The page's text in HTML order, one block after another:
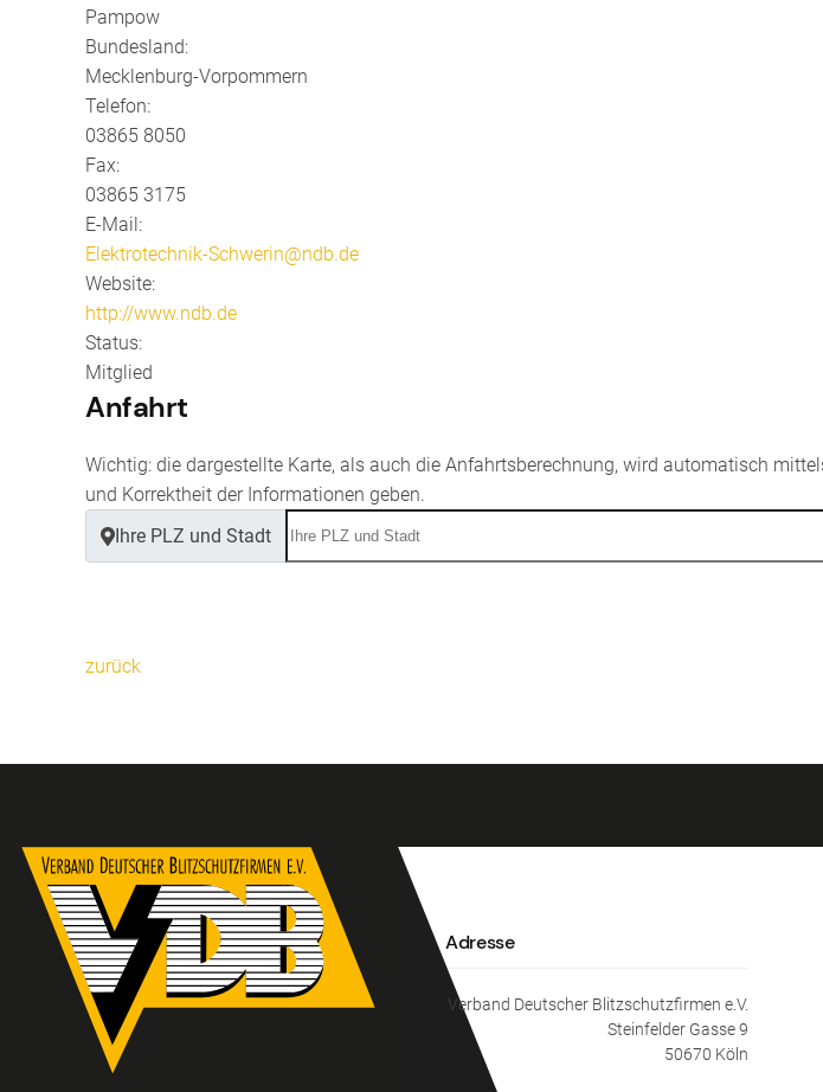
Pampow
Bundesland:
Mecklenburg-Vorpommern
Telefon:
03865 8050
Fax:
03865 3175
E-Mail:
Elektrotechnik-Schwerin@ndb.de
Website:
http://www.ndb.de
Status:
Mitglied
Anfahrt
Wichtig: die dargestellte Karte, als auch die Anfahrtsberechnung, wird automatisch
und Korrektheit der Informationen geben.
Ihre PLZ und Stadt
zurück
Adresse
Verband Deutscher Blitzschutzfirmen e.V.
Steinfelder Gasse 9
50670 Köln